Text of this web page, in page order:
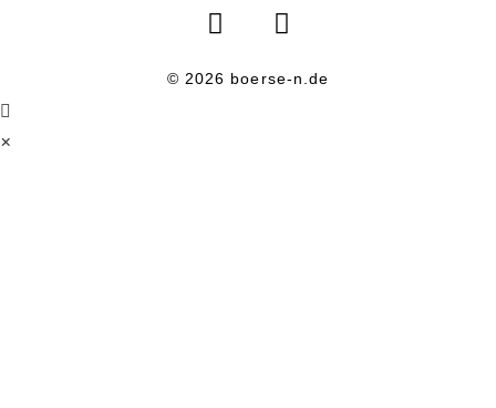
© 2026 boerse-n.de
×